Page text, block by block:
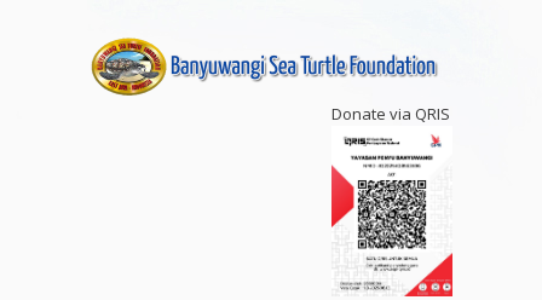
Donate via QRIS